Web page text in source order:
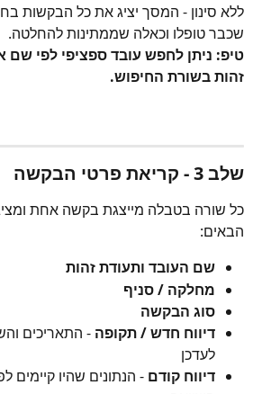
ללא סינון - המסך יציג את כל הבקשות
שכבר טופלו וכאלה שממתינות להחלטה.
טיפ: ניתן לחפש עובד ספציפי לפי שם
זהות בשורת החיפוש.
שלב 3 - קריאת פרטי הבקשה
כל שורה בטבלה מייצגת בקשה אחת
הבאים:
שם העובד ותעודת זהות
מחלקה / סניף
סוג הבקשה
דיווח חדש / תקופה - התאריכים
לעדכן
דיווח קודם - הנתונים שהיו קיימים